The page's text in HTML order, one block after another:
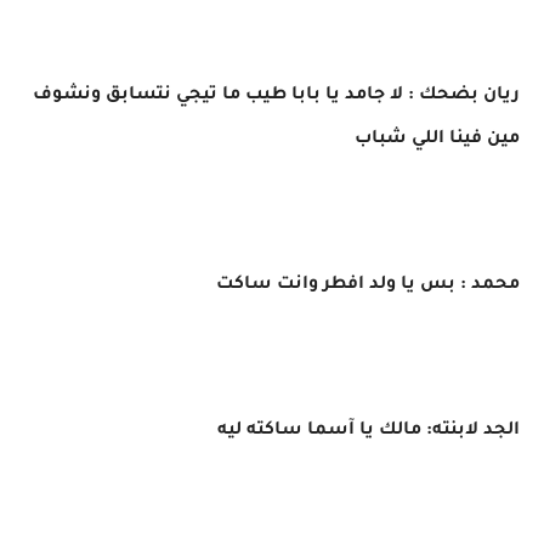
ريان بضحك : لا جامد يا بابا طيب ما تيجي نتسابق ونشوف
مين فينا اللي شباب
محمد : بس يا ولد افطر وانت ساكت
الجد لابنته: مالك يا آسما ساكته ليه